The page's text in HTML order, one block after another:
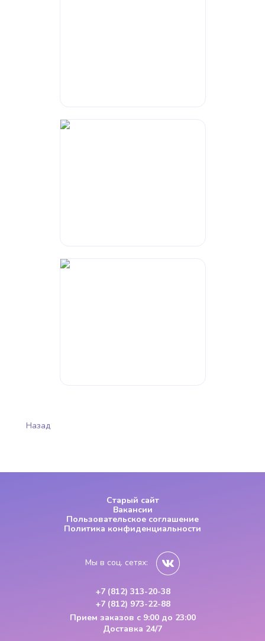
Назад
Старый сайт
Вакансии
Пользовательское соглашение
Политика конфиденциальности
Мы в соц. сетях:
+7 (812) 313-20-38
+7 (812) 973-22-88
Прием заказов с 9:00 до 23:00
Доставка 24/7